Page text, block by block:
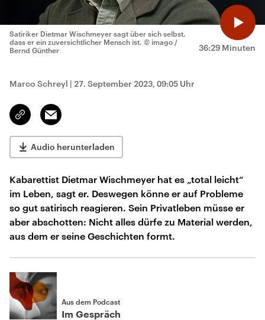
36:29 Minuten
Satiriker Dietmar Wischmeyer sagt über sich selbst,
dass er ein zuversichtlicher Mensch ist. © imago /
Bernd Günther
Marco Schreyl | 27. September 2023, 09:05 Uhr
Link
kopieren/teilen
Email
Audio herunterladen
Kabarettist Dietmar Wischmeyer hat es „total leicht“
im Leben, sagt er. Deswegen könne er auf Probleme
so gut satirisch reagieren. Sein Privatleben müsse er
aber abschotten: Nicht alles dürfe zu Material werden,
aus dem er seine Geschichten formt.
Aus dem Podcast
Im Gespräch